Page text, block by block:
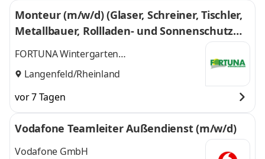
Monteur (m/w/d) (Glaser, Schreiner, Tischler,
Metallbauer, Rollladen- und Sonnenschutzme
chatroniker o. ä.)
FORTUNA Wintergarten
Vertriebsgesellschaft mbH
Langenfeld/Rheinland
vor 7 Tagen
Vodafone Teamleiter Außendienst (m/w/d)
Vodafone GmbH